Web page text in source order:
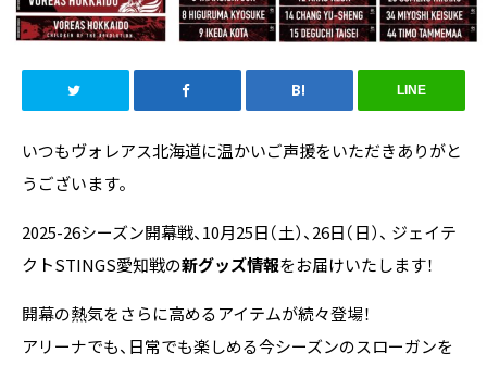
LINE
いつもヴォレアス北海道に温かいご声援をいただきありがと
うございます。
2025-26シーズン開幕戦、10月25日（土）、26日（日）、 ジェイテ
クトSTINGS愛知戦の新グッズ情報をお届けいたします！
開幕の熱気をさらに高めるアイテムが続々登場！
アリーナでも、日常でも楽しめる今シーズンのスローガンを